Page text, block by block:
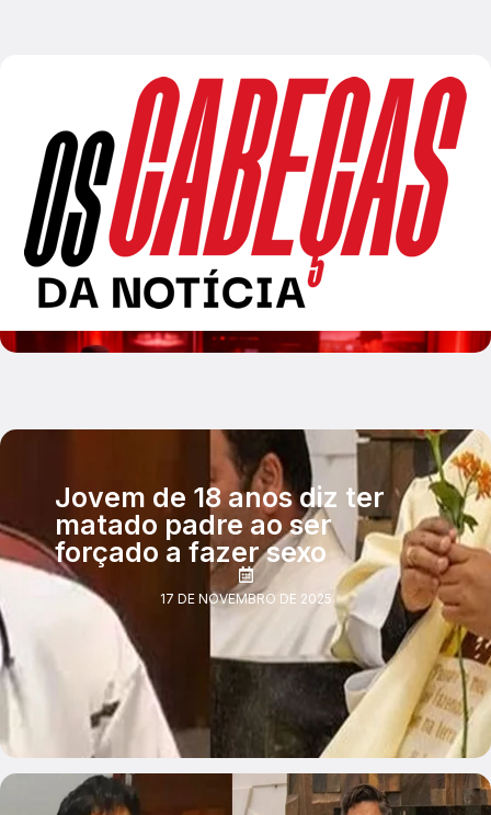
Jovem de 18 anos diz ter
matado padre ao ser
forçado a fazer sexo
17 DE NOVEMBRO DE 2025